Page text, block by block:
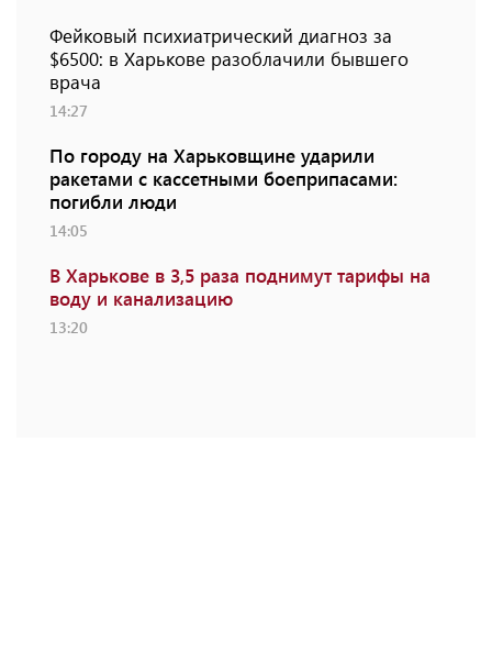
Фейковый психиатрический диагноз за
$6500: в Харькове разоблачили бывшего
врача
14:27
По городу на Харьковщине ударили
ракетами с кассетными боеприпасами:
погибли люди
14:05
В Харькове в 3,5 раза поднимут тарифы на
воду и канализацию
13:20